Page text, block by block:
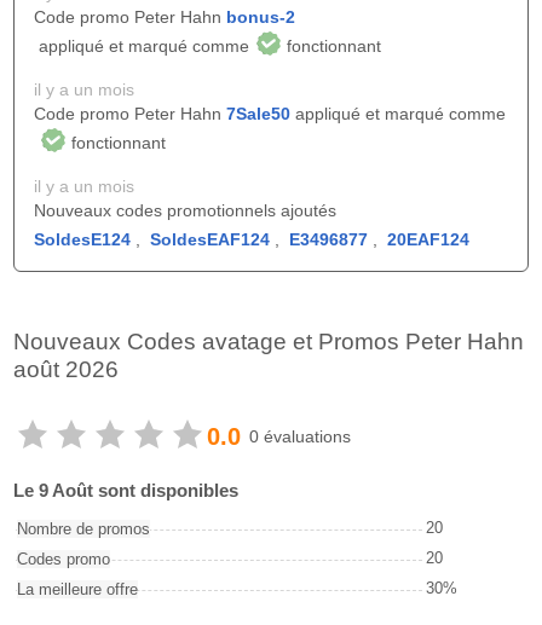
Code promo Peter Hahn bonus-2
appliqué et marqué comme
fonctionnant
il y a un mois
Code promo Peter Hahn 7Sale50 appliqué et marqué comme
fonctionnant
il y a un mois
Nouveaux codes promotionnels ajoutés
SoldesE124
SoldesEAF124 E3496877 20EAF124
Nouveaux Codes avatage et Promos Peter Hahn
août 2026
0.0 0 évaluations
Le 9 Août sont disponibles
Nombre de promos
20
Codes promo
20
La meilleure offre
30%